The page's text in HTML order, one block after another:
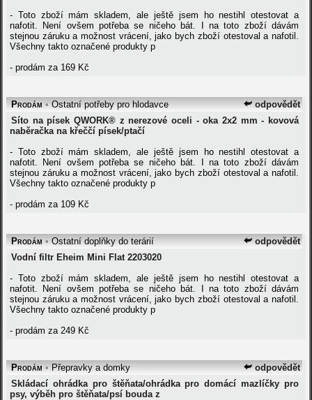
- Toto zboží mám skladem, ale ještě jsem ho nestihl otestovat a
nafotit. Není ovšem potřeba se ničeho bát. I na toto zboží dávám
stejnou záruku a možnost vrácení, jako bych zboží otestoval a nafotil.
Všechny takto označené produkty p
- prodám za 169 Kč
odpovědět
Prodám •Ostatní potřeby pro hlodavce
Síto na písek QWORK® z nerezové oceli - oka 2x2 mm - kovová
naběračka na křeččí písek/ptačí
- Toto zboží mám skladem, ale ještě jsem ho nestihl otestovat a
nafotit. Není ovšem potřeba se ničeho bát. I na toto zboží dávám
stejnou záruku a možnost vrácení, jako bych zboží otestoval a nafotil.
Všechny takto označené produkty p
- prodám za 109 Kč
odpovědět
Prodám •Ostatní doplňky do terárií
Vodní filtr Eheim Mini Flat 2203020
- Toto zboží mám skladem, ale ještě jsem ho nestihl otestovat a
nafotit. Není ovšem potřeba se ničeho bát. I na toto zboží dávám
stejnou záruku a možnost vrácení, jako bych zboží otestoval a nafotil.
Všechny takto označené produkty p
- prodám za 249 Kč
odpovědět
Prodám •Přepravky a domky
Skládací ohrádka pro štěňata/ohrádka pro domácí mazlíčky pro
psy, výběh pro štěňata/psí bouda z